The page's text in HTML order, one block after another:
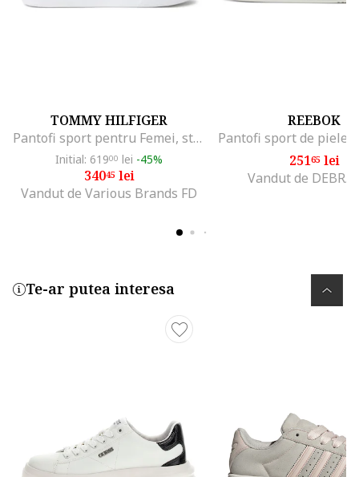
TOMMY HILFIGER
Pantofi sport pentru Femei, stripes platform sneaker, FW0FW08348-YBL, Bej, Bej
Initial: 61900 lei -45%
34045lei
Vandut de Various Brands FD
REEBOK
25165lei
Vandut de
Te-ar putea interesa